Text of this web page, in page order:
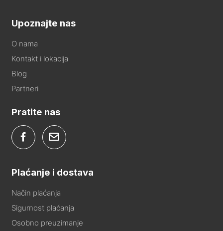
Upoznajte nas
O nama
Kontakt i lokacija
Blog
Partneri
Pratite nas
Plaćanje i dostava
Način plaćanja
Sigurnost plaćanja
Osobno preuzimanje